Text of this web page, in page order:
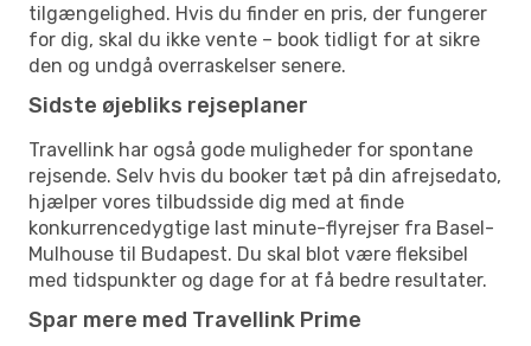
tilgængelighed. Hvis du finder en pris, der fungerer
for dig, skal du ikke vente – book tidligt for at sikre
den og undgå overraskelser senere.
Sidste øjebliks rejseplaner
Travellink har også gode muligheder for spontane
rejsende. Selv hvis du booker tæt på din afrejsedato,
hjælper vores tilbudsside dig med at finde
konkurrencedygtige last minute-flyrejser fra Basel-
Mulhouse til Budapest. Du skal blot være fleksibel
med tidspunkter og dage for at få bedre resultater.
Spar mere med Travellink Prime